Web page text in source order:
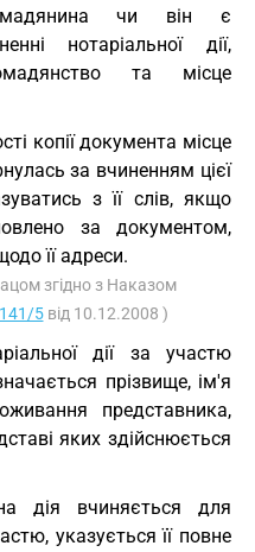
чи він є
нотаріальної дії,
та місце
копії документа місце
за вчиненням цієї
з її слів, якщо
за документом,
її адреси.
згідно з Наказом
5від 10.12.2008 )
дії за участю
прізвище, ім'я
представника,
яких здійснюється
дія вчиняється для
указується її повне